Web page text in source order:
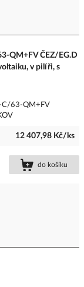
QM+FV ČEZ/EG.D
v pilíři, s
C/63-QM+FV
12 407,98 Kč/ks
do košíku